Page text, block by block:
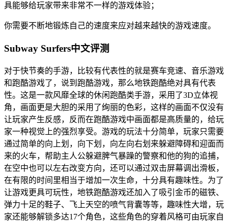
具能够给玩家带来非常不一样的游戏体验；
你需要不断地锻炼自己的速度来应对越来越快的游戏速度。
Subway Surfers中文评测
对于快节奏的手游，比较有代表性的就是赛车竞速、音乐游戏
和跑酷游戏了，说到跑酷游戏，那么地铁跑酷绝对具有代表
性。这是一款风靡全球的休闲跑酷类手游，采用了3D立体视
角，画面更是大胆的采用了绚丽的色彩，这样的画面不仅没有
让玩家产生反感，反而在跑酷游戏中画面都是高质量的，给玩
家一种视觉上的强烈享受。游戏的玩法十分简单，玩家只需要
通过简单的向上划，向下划，向左向右划来躲避障碍和迎面而
来的火车，帮助主人公躲避脾气暴躁的警察和他的狗的追捕，
在空中也可以左右改变方向，还可以通过双击屏幕调出滑板，
在有限的时间里相当于增加一次生命，十分具有趣味性。为了
让游戏更具可玩性，地铁跑酷游戏还加入了吸引金币的磁铁、
弹力十足的鞋子、飞上天空的喷气背囊等等，趣味性大增，玩
家还能够解锁多达17个角色，这些角色的穿着风格可由玩家自